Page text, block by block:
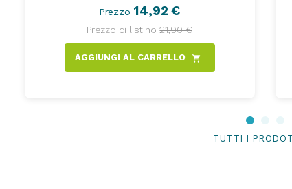
Prezzo 14,92 €
Prezzo di listino 21,90 €
AGGIUNGI AL CARRELLO shopping_cart
TUTTI I